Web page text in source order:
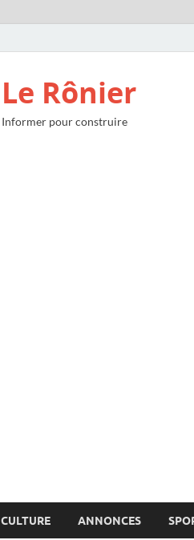
Le Rônier
Informer pour construire
CULTURE ANNONCES